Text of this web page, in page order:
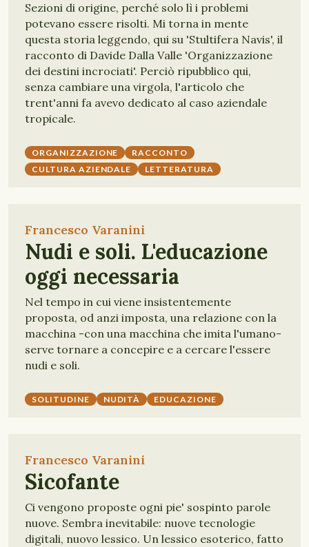
Sezioni di origine, perché solo lì i problemi
potevano essere risolti. Mi torna in mente
questa storia leggendo, qui su 'Stultifera Navis', il
racconto di Davide Dalla Valle 'Organizzazione
dei destini incrociati'. Perciò ripubblico qui,
senza cambiare una virgola, l'articolo che
trent'anni fa avevo dedicato al caso aziendale
tropicale.
ORGANIZZAZIONE
RACCONTO
CULTURA AZIENDALE
LETTERATURA
Francesco Varanini
Nudi e soli. L'educazione
oggi necessaria
Nel tempo in cui viene insistentemente
proposta, od anzi imposta, una relazione con la
macchina -con una macchina che imita l'umano-
serve tornare a concepire e a cercare l'essere
nudi e soli.
SOLITUDINE NUDITÀ EDUCAZIONE
Francesco Varanini
Sicofante
Ci vengono proposte ogni pie' sospinto parole
nuove. Sembra inevitabile: nuove tecnologie
digitali, nuovo lessico. Un lessico esoterico, fatto